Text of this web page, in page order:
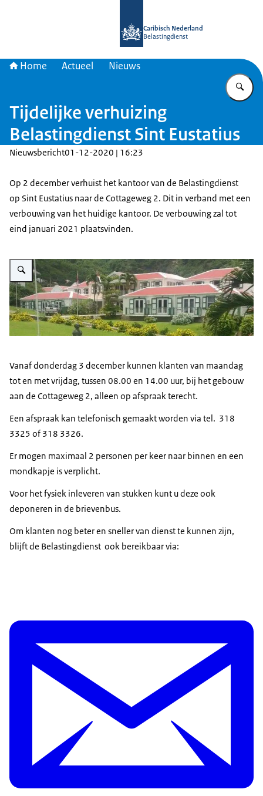
Caribisch Nederland
Belastingdienst
Home Actueel Nieuws
Tijdelijke verhuizing
Belastingdienst Sint Eustatius
Nieuwsbericht01-12-2020 | 16:23
Op 2 december verhuist het kantoor van de Belastingdienst
op Sint Eustatius naar de Cottageweg 2. Dit in verband met een
verbouwing van het huidige kantoor. De verbouwing zal tot
eind januari 2021 plaatsvinden.
Vergroot afbeelding Sint Eustatius
Vanaf donderdag 3 december kunnen klanten van maandag
tot en met vrijdag, tussen 08.00 en 14.00 uur, bij het gebouw
aan de Cottageweg 2, alleen op afspraak terecht.
Een afspraak kan telefonisch gemaakt worden via tel. 318
3325 of 318 3326.
Er mogen maximaal 2 personen per keer naar binnen en een
mondkapje is verplicht.
Voor het fysiek inleveren van stukken kunt u deze ook
deponeren in de brievenbus.
Om klanten nog beter en sneller van dienst te kunnen zijn,
blijft de Belastingdienst ook bereikbaar via: